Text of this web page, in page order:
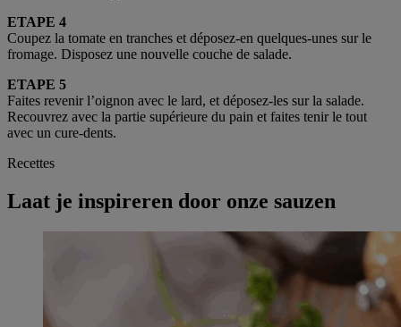
ETAPE 4
Coupez la tomate en tranches et déposez-en quelques-unes sur le
fromage. Disposez une nouvelle couche de salade.
ETAPE 5
Faites revenir l’oignon avec le lard, et déposez-les sur la salade.
Recouvrez avec la partie supérieure du pain et faites tenir le tout
avec un cure-dents.
Recettes
Laat je inspireren door onze sauzen